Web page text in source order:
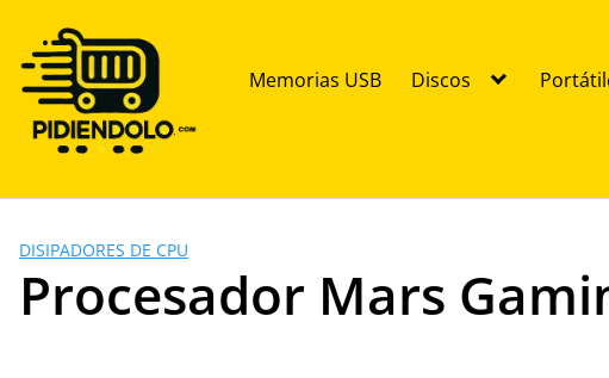
contenido
Memorias USB Discos
DISIPADORES DE CPU
Procesador Mars